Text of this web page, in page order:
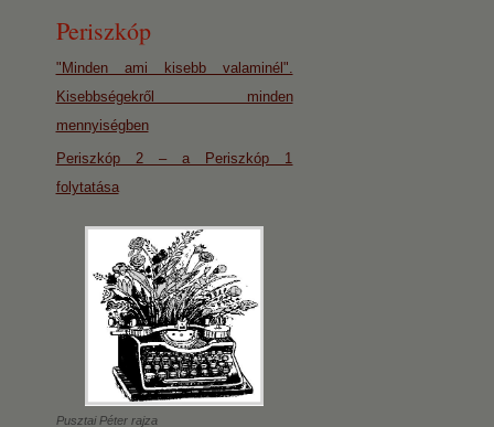
Periszkóp
"Minden ami kisebb valaminél".
Kisebbségekről minden
mennyiségben
Periszkóp 2 – a Periszkóp 1
folytatása
Pusztai Péter rajza